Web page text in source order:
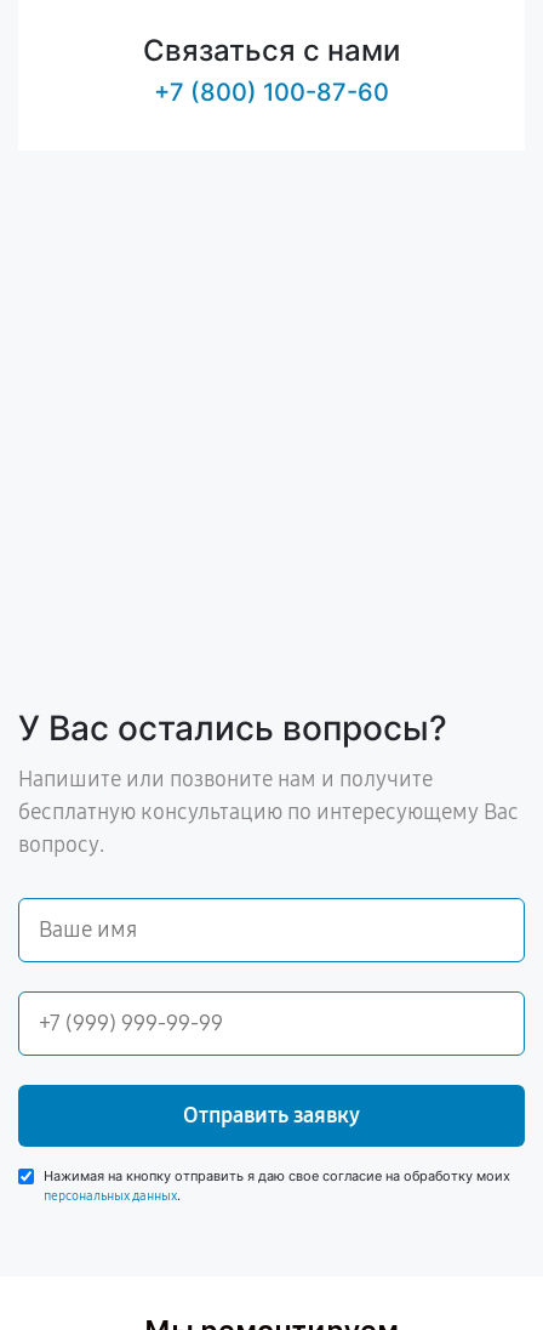
Связаться с нами
+7 (800) 100-87-60
У Вас остались вопросы?
Напишите или позвоните нам и получите
бесплатную консультацию по интересующему Вас
вопросу.
Отправить заявку
Нажимая на кнопку отправить я даю свое согласие на обработку моих
персональных данных.